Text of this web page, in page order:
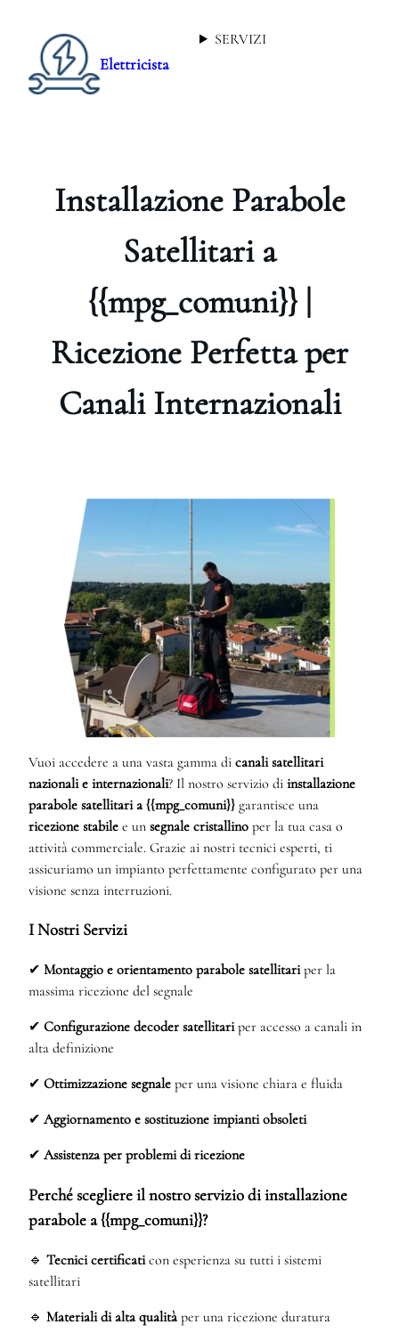
Elettricista
SERVIZI
Installazione Parabole
Satellitari a
{{mpg_comuni}} |
Ricezione Perfetta per
Canali Internazionali
Vuoi accedere a una vasta gamma di canali satellitari
nazionali e internazionali? Il nostro servizio di installazione
parabole satellitari a {{mpg_comuni}} garantisce una
ricezione stabile e un segnale cristallino per la tua casa o
attività commerciale. Grazie ai nostri tecnici esperti, ti
assicuriamo un impianto perfettamente configurato per una
visione senza interruzioni.
I Nostri Servizi
✔ Montaggio e orientamento parabole satellitariper la
massima ricezione del segnale
✔ Configurazione decoder satellitariper accesso a canali in
alta definizione
✔ Ottimizzazione segnale per una visione chiara e fluida
✔ Aggiornamento e sostituzione impianti obsoleti
✔ Assistenza per problemi di ricezione
Perché scegliere il nostro servizio di installazione
parabole a {{mpg_comuni}}?
🔹 Tecnici certificaticon esperienza su tutti i sistemi
satellitari
🔹 Materiali di alta qualitàper una ricezione duratura